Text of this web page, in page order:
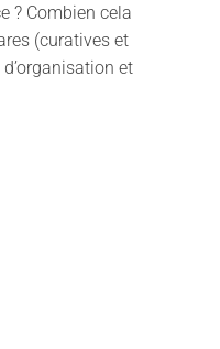
? Combien cela
(curatives et
et